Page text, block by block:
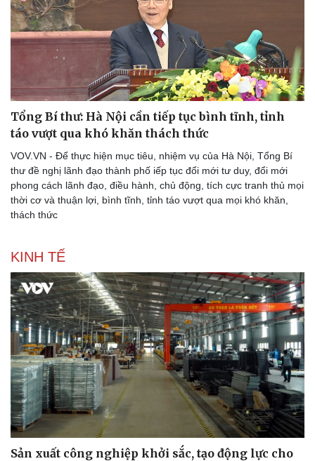
Pháp luật
Tư vấn luật
Quân sự - Quốc phòng
Vũ khí
Việt Nam
Phân tích
Tổng Bí thư: Hà Nội cần tiếp tục bình tĩnh, tỉnh
táo vượt qua khó khăn thách thức
VOV.VN - Để thực hiện mục tiêu, nhiệm vụ của Hà Nội, Tổng Bí
thư đề nghị lãnh đạo thành phố iếp tục đổi mới tư duy, đổi mới
phong cách lãnh đạo, điều hành, chủ động, tích cực tranh thủ mọi
thời cơ và thuận lợi, bình tĩnh, tỉnh táo vượt qua mọi khó khăn,
thách thức
KINH TẾ
Sản xuất công nghiệp khởi sắc, tạo động lực cho